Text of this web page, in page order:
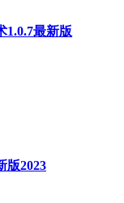
1.0.7最新版
版2023